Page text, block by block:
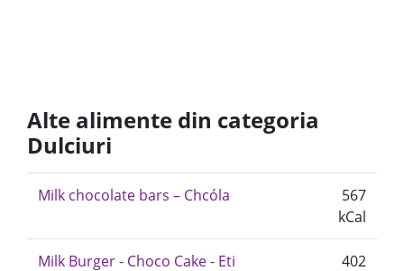
Alte alimente din categoria
Dulciuri
Milk chocolate bars – Chcóla
567
kCal
Milk Burger - Choco Cake - Eti
402